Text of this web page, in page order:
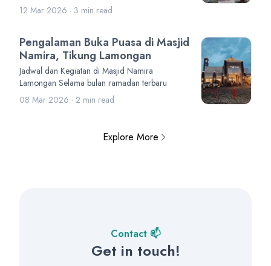
12 Mar 2026 · 3 min read
Pengalaman Buka Puasa di Masjid
Namira, Tikung Lamongan
Jadwal dan Kegiatan di Masjid Namira
Lamongan Selama bulan ramadan terbaru
08 Mar 2026 · 2 min read
Explore More
Contact 📫
Get in touch!